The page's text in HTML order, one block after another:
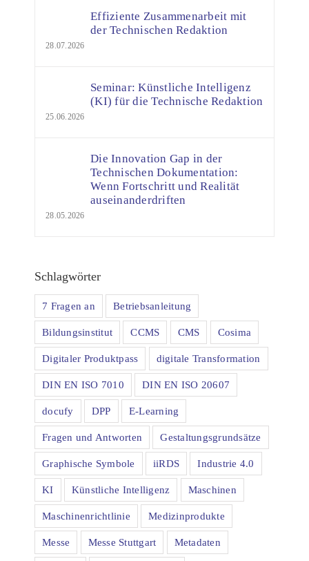
Effiziente Zusammenarbeit mit
der Technischen Redaktion
28.07.2026
Seminar: Künstliche Intelligenz
(KI) für die Technische Redaktion
25.06.2026
Die Innovation Gap in der
Technischen Dokumentation:
Wenn Fortschritt und Realität
auseinanderdriften
28.05.2026
Schlagwörter
7 Fragen an Betriebsanleitung
Bildungsinstitut CCMS CMS Cosima
Digitaler Produktpass digitale Transformation
DIN EN ISO 7010 DIN EN ISO 20607
docufy DPP E-Learning
Fragen und Antworten Gestaltungsgrundsätze
Graphische Symbole iiRDS Industrie 4.0
KI Künstliche Intelligenz Maschinen
Maschinenrichtlinie Medizinprodukte
Messe Messe Stuttgart Metadaten